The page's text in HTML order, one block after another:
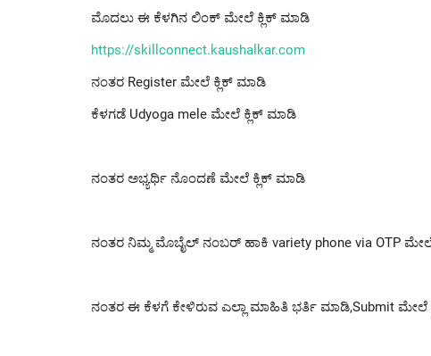
ಮೊದಲು ಈ ಕೆಳಗಿನ ಲಿಂಕ್ ಮೇಲೆ ಕ್ಲಿಕ್ ಮಾಡಿ
https://skillconnect.kaushalkar.com
ನಂತರ Register ಮೇಲೆ ಕ್ಲಿಕ್ ಮಾಡಿ
ಕೆಳಗಡೆ Udyoga mele ಮೇಲೆ ಕ್ಲಿಕ್ ಮಾಡಿ
ನಂತರ ಅಭ್ಯರ್ಥಿ ನೊಂದಣೆ ಮೇಲೆ ಕ್ಲಿಕ್ ಮಾಡಿ
ನಂತರ ನಿಮ್ಮ ಮೊಬೈಲ್ ನಂಬರ್ ಹಾಕಿ variety phone via OTP
ನಂತರ ಈ ಕೆಳಗೆ ಕೇಳಿರುವ ಎಲ್ಲಾ ಮಾಹಿತಿ ಭರ್ತಿ ಮಾಡಿ,Submit ಮೇಲೆ